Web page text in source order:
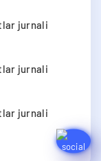
jurnali
jurnali
jurnali